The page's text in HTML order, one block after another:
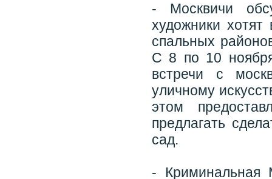
- Москвичи
художники хотят
спальных
С 8 по 10
встречи с
уличному
этом
предлагать
сад.
- Криминальная